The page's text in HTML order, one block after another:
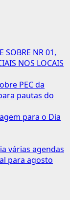
SOBRE NR 01,
NOS LOCAIS
PEC da
pautas do
para o Dia
várias agendas
para agosto